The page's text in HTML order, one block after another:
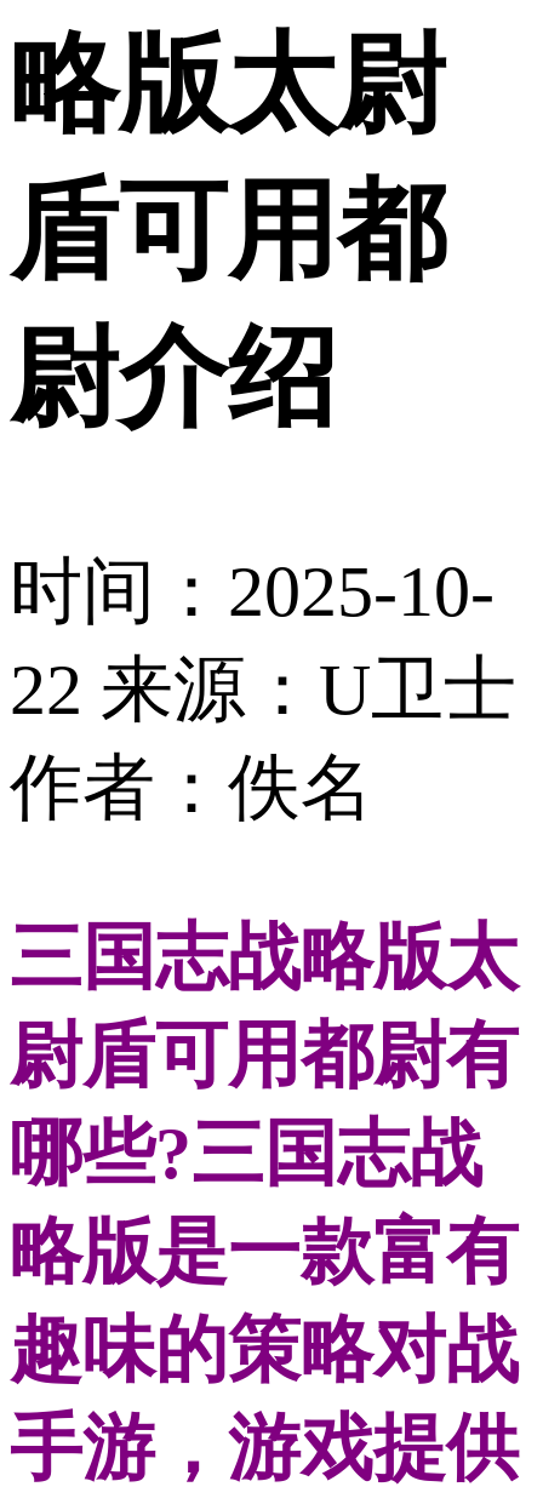
略版太尉
盾可用都
尉介绍
时间：2025-10-
22 来源：U卫士
作者：佚名
三国志战略版太
尉盾可用都尉有
哪些?三国志战
略版是一款富有
趣味的策略对战
手游，游戏提供